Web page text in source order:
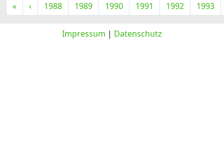
« ‹ 1988 1989 1990 1991 1992 1993
Impressum | Datenschutz